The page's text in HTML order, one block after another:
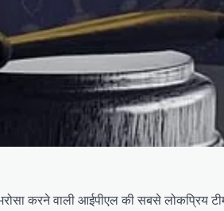
करने वाली आईपीएल की सबसे लोकप्रिय